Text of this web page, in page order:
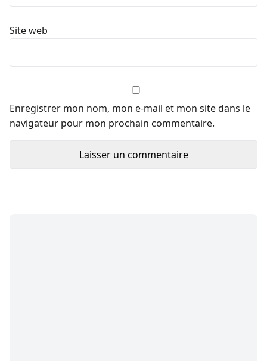
Site web
Enregistrer mon nom, mon e-mail et mon site dans le
navigateur pour mon prochain commentaire.